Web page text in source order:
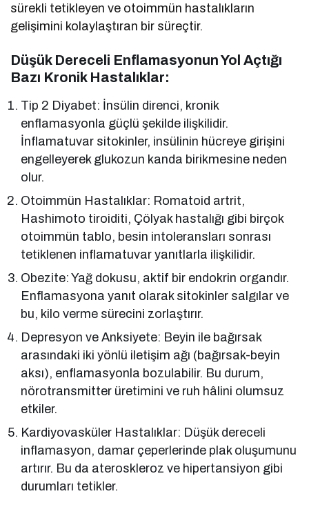
sürekli tetikleyen ve otoimmün hastalıkların
gelişimini kolaylaştıran bir süreçtir.
Düşük Dereceli Enflamasyonun Yol Açtığı
Bazı Kronik Hastalıklar:
Tip 2 Diyabet: İnsülin direnci, kronik
enflamasyonla güçlü şekilde ilişkilidir.
İnflamatuvar sitokinler, insülinin hücreye girişini
engelleyerek glukozun kanda birikmesine neden
olur.
Otoimmün Hastalıklar: Romatoid artrit,
Hashimoto tiroiditi, Çölyak hastalığı gibi birçok
otoimmün tablo, besin intoleransları sonrası
tetiklenen inflamatuvar yanıtlarla ilişkilidir.
Obezite: Yağ dokusu, aktif bir endokrin organdır.
Enflamasyona yanıt olarak sitokinler salgılar ve
bu, kilo verme sürecini zorlaştırır.
Depresyon ve Anksiyete: Beyin ile bağırsak
arasındaki iki yönlü iletişim ağı (bağırsak-beyin
aksı), enflamasyonla bozulabilir. Bu durum,
nörotransmitter üretimini ve ruh hâlini olumsuz
etkiler.
Kardiyovasküler Hastalıklar: Düşük dereceli
inflamasyon, damar çeperlerinde plak oluşumunu
artırır. Bu da ateroskleroz ve hipertansiyon gibi
durumları tetikler.